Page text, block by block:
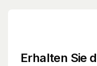
Erhalten Sie